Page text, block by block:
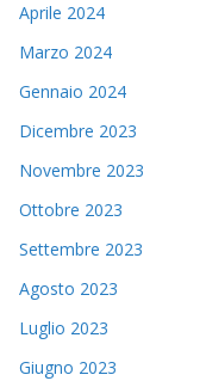
Aprile 2024
Marzo 2024
Gennaio 2024
Dicembre 2023
Novembre 2023
Ottobre 2023
Settembre 2023
Agosto 2023
Luglio 2023
Giugno 2023